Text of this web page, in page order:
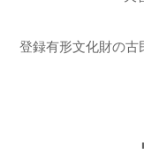
登録有形文化財の古